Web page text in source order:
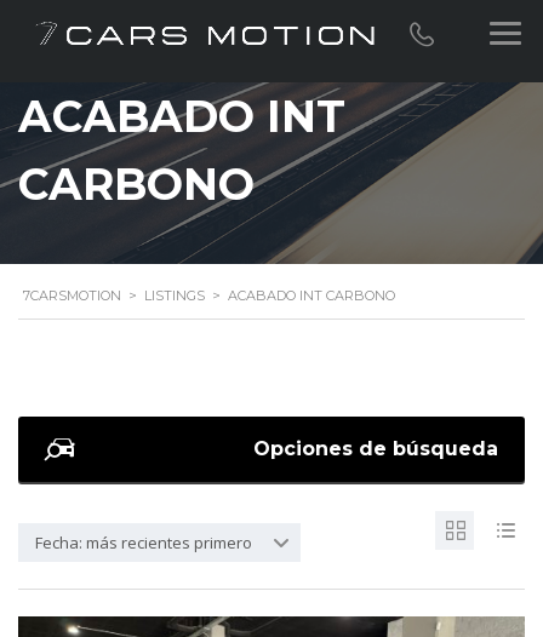
ACABADO INT
CARBONO
7CARSMOTION > LISTINGS > ACABADO INT CARBONO
Opciones de búsqueda
Fecha: más recientes primero